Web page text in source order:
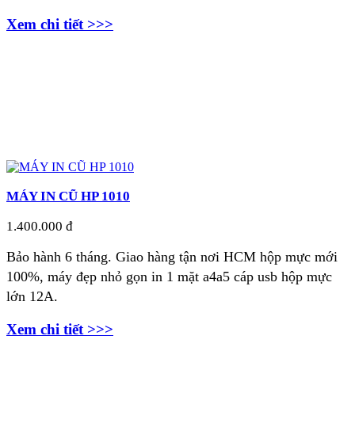
Xem chi tiết >>>
MÁY IN CŨ HP 1010
1.400.000 đ
Bảo hành 6 tháng. Giao hàng tận nơi HCM hộp mực mới
100%, máy đẹp nhỏ gọn in 1 mặt a4a5 cáp usb hộp mực
lớn 12A.
Xem chi tiết >>>